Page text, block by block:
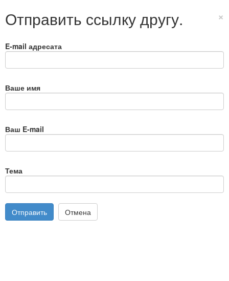
Отправить ссылку другу. ×
E-mail адресата
Ваше имя
Ваш E-mail
Тема
Отправить Отмена